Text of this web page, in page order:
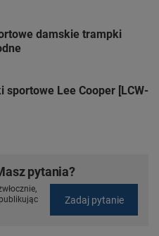
damskie trampki
sportowe Lee Cooper [LCW-
pytania?
Zadaj pytanie